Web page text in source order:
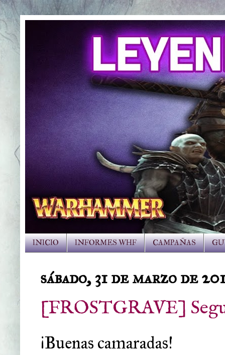
INICIO INFORMES WHF CAMPAÑAS
sábado, 31 de marzo de
[FROSTGRAVE]
¡Buenas camaradas!